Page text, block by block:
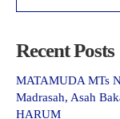
Recent Posts
MATAMUDA MTs
Madrasah, Asah
HARUM